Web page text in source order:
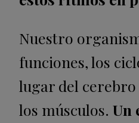
Nuestro
funciones, los
lugar del cerebro
los músculos. Un